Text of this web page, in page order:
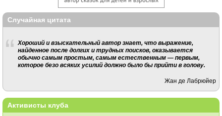
Случайная цитата
Хороший и взыскательный автор знает, что выражение,
найденное после долгих и трудных поисков, оказывается
обычно самым простым, самым естественным — первым,
которое безо всяких усилий должно было бы прийти в голову.
Жан де Лабрюйер
Активисты клуба